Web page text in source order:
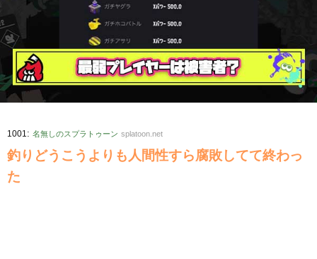
1001: 名無しのスプラトゥーン splatoon.net
釣りどうこうよりも人間性すら腐敗してて終わっ
た